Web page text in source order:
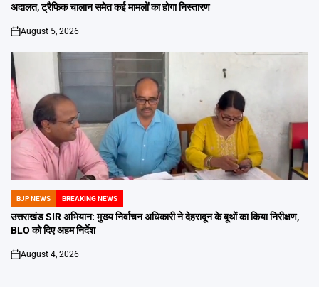
अदालत, ट्रैफिक चालान समेत कई मामलों का होगा निस्तारण
on
August 5, 2026
POSTED
IN
BJP NEWS BREAKING NEWS
उत्तराखंड SIR अभियान: मुख्य निर्वाचन अधिकारी ने देहरादून के बूथों का किया निरीक्षण,
BLO को दिए अहम निर्देश
on
August 4, 2026